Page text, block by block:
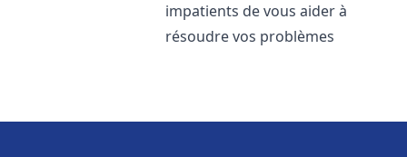
impatients de vous aider à
résoudre vos problèmes